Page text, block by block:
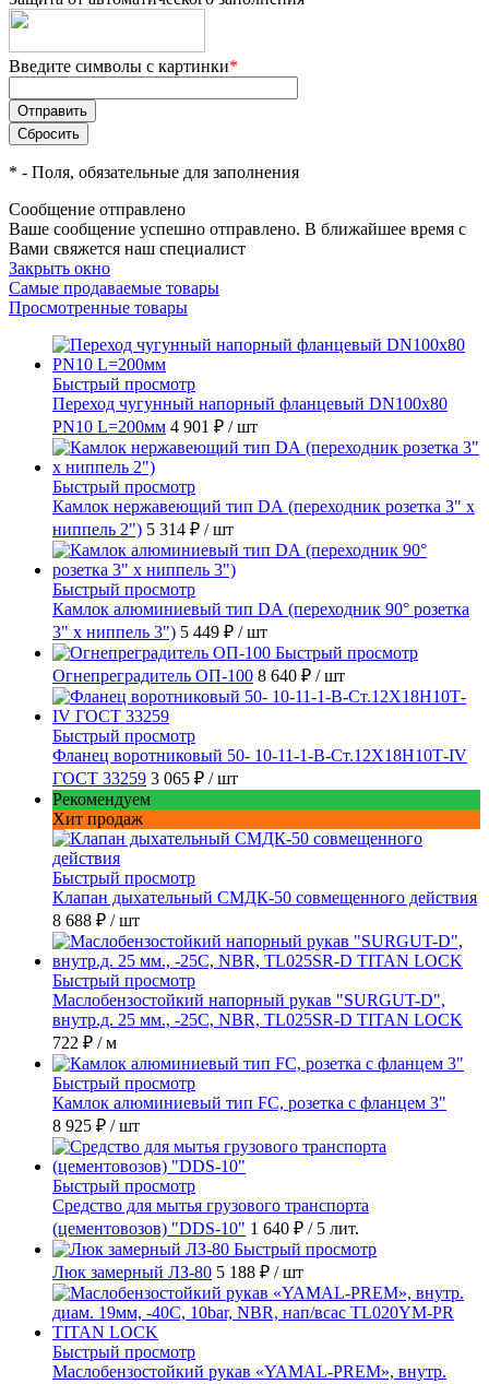
Введите символы с картинки*
* - Поля, обязательные для заполнения
Сообщение отправлено
Ваше сообщение успешно отправлено. В ближайшее время с
Вами свяжется наш специалист
Закрыть окно
Самые продаваемые товары
Просмотренные товары
Быстрый просмотр
Переход чугунный напорный фланцевый DN100х80
PN10 L=200мм 4 901 ₽ / шт
Быстрый просмотр
Камлок нержавеющий тип DА (переходник розетка 3" х
ниппель 2") 5 314 ₽ / шт
Быстрый просмотр
Камлок алюминиевый тип DА (переходник 90° розетка
3" х ниппель 3") 5 449 ₽ / шт
Быстрый просмотр
Огнепреградитель ОП-100 8 640 ₽ / шт
Быстрый просмотр
Фланец воротниковый 50- 10-11-1-B-Ст.12Х18Н10Т-IV
ГОСТ 33259 3 065 ₽ / шт
Рекомендуем
Хит продаж
Быстрый просмотр
Клапан дыхательный СМДК-50 совмещенного действия
8 688 ₽ / шт
Быстрый просмотр
Маслобензостойкий напорный рукав "SURGUT-D",
внутр.д. 25 мм., -25C, NBR, TL025SR-D TITAN LOCK
722 ₽ / м
Быстрый просмотр
Камлок алюминиевый тип FC, розетка с фланцем 3"
8 925 ₽ / шт
Быстрый просмотр
Средство для мытья грузового транспорта
(цементовозов) "DDS-10" 1 640 ₽ / 5 лит.
Быстрый просмотр
Люк замерный ЛЗ-80 5 188 ₽ / шт
Быстрый просмотр
Маслобензостойкий рукав «YAMAL-PREM», внутр.